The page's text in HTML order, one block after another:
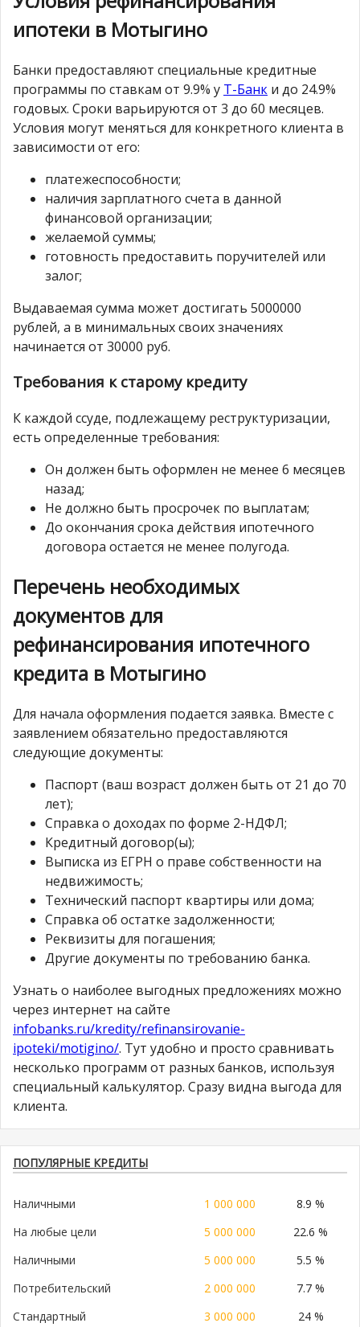
ипотеки в Мотыгино
Банки предоставляют специальные кредитные
программы по ставкам от 9.9% у Т-Банк и до 24.9%
годовых. Сроки варьируются от 3 до 60 месяцев.
Условия могут меняться для конкретного клиента в
зависимости от его:
платежеспособности;
наличия зарплатного счета в данной
финансовой организации;
желаемой суммы;
готовность предоставить поручителей или
залог;
Выдаваемая сумма может достигать 5000000
рублей, а в минимальных своих значениях
начинается от 30000 руб.
Требования к старому кредиту
К каждой ссуде, подлежащему реструктуризации,
есть определенные требования:
Он должен быть оформлен не менее 6 месяцев
назад;
Не должно быть просрочек по выплатам;
До окончания срока действия ипотечного
договора остается не менее полугода.
Перечень необходимых
документов для
рефинансирования ипотечного
кредита в Мотыгино
Для начала оформления подается заявка. Вместе с
заявлением обязательно предоставляются
следующие документы:
Паспорт (ваш возраст должен быть от 21 до 70
лет);
Справка о доходах по форме 2-НДФЛ;
Кредитный договор(ы);
Выписка из ЕГРН о праве собственности на
недвижимость;
Технический паспорт квартиры или дома;
Справка об остатке задолженности;
Реквизиты для погашения;
Другие документы по требованию банка.
Узнать о наиболее выгодных предложениях можно
через интернет на сайте
infobanks.ru/kredity/refinansirovanie-
ipoteki/motigino/. Тут удобно и просто сравнивать
несколько программ от разных банков, используя
специальный калькулятор. Сразу видна выгода для
клиента.
ПОПУЛЯРНЫЕ КРЕДИТЫ
Наличными 1 000 000
8.9 %
На любые цели
5 000 000
22.6 %
Наличными
5 000 000
5.5 %
Потребительский
2 000 000
7.7 %
Стандартный
3 000 000 24 %